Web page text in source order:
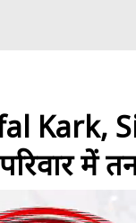
Kark,
में